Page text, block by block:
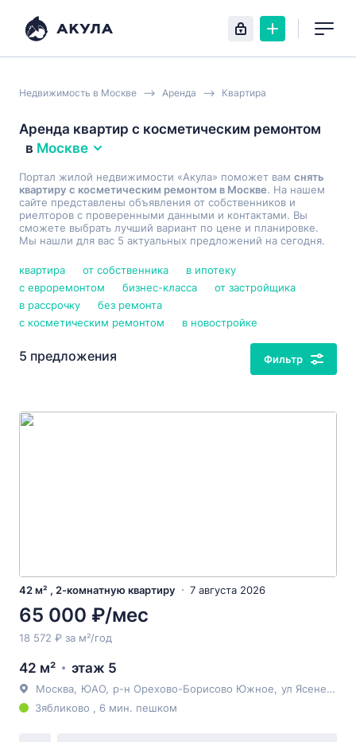
Недвижимость в Москве Аренда Квартира
Аренда квартир с косметическим ремонтом
в Москве
Портал жилой недвижимости «Акула» поможет вам снять
квартиру с косметическим ремонтом в Москве. На нашем
сайте представлены объявления от собственников и
риелторов с проверенными данными и контактами. Вы
сможете выбрать лучший вариант по цене и планировке.
Мы нашли для вас 5 актуальных предложений на сегодня.
квартира от собственника
в ипотеку
с евроремонтом
бизнес-класса
от застройщика
в рассрочку
без ремонта
с косметическим ремонтом
в новостройке
5 предложения Фильтр
42 м² , 2-комнатную квартиру 7 августа 2026
65 000 ₽/мес
18 572 ₽ за м²/год
42 м² этаж 5
Москва ЮАО р-н Орехово-Борисово Южное ул Ясеневая
Зябликово , 6 мин. пешком